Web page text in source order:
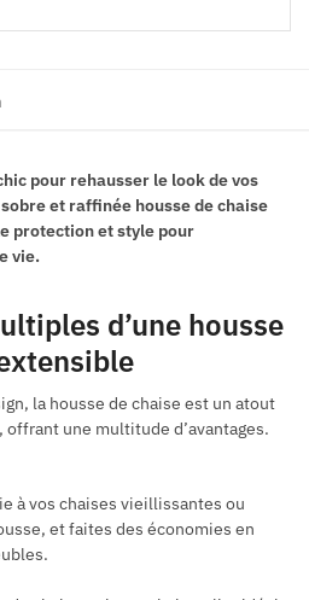
pour rehausser le look de vos
et raffinée housse de chaise
protection et style pour
vie.
d’une housse
la housse de chaise est un atout
une multitude d’avantages.
à vos chaises vieillissantes ou
et faites des économies en